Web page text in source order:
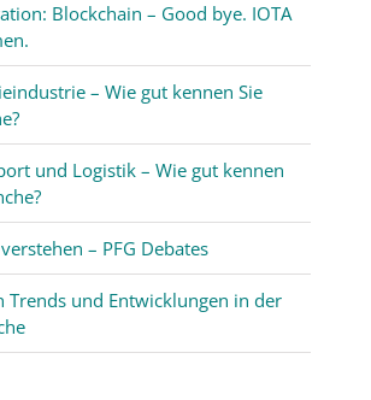
Blockchain – Good bye. IOTA
– Wie gut kennen Sie
und Logistik – Wie gut kennen
– PFG Debates
Trends und Entwicklungen in der